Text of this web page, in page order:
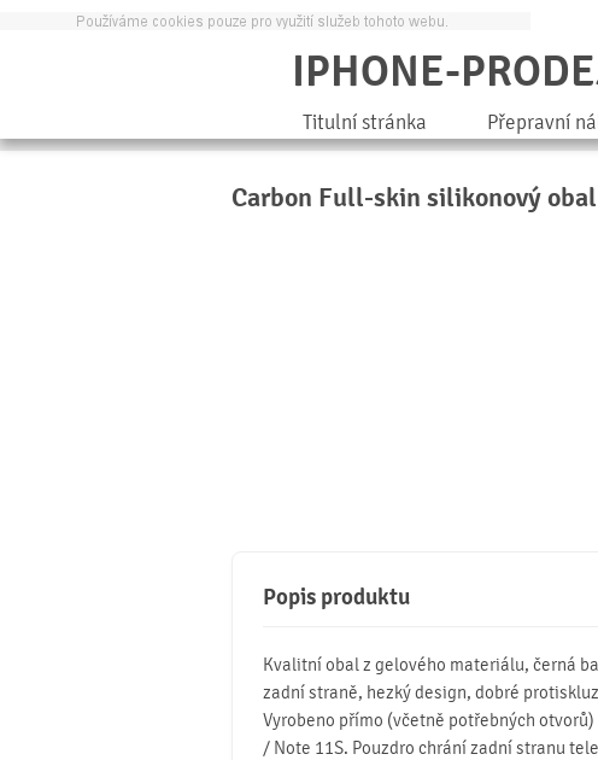
IPHONE-
Titulní stránka Přepravní
Carbon Full-skin silikonový
Popis produktu
Kvalitní obal z gelového materiálu, černá
zadní straně, hezký design, dobré
Vyrobeno přímo (včetně potřebných
/ Note 11S. Pouzdro chrání zadní stranu